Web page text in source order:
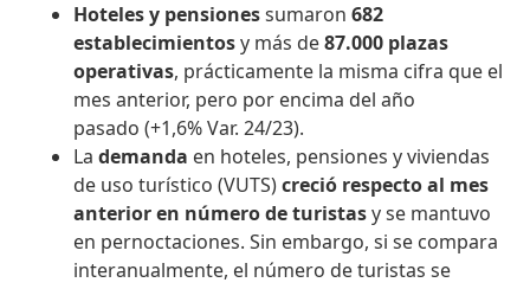
Hoteles y pensionessumaron682
establecimientosy más de87.000 plazas
operativas, prácticamente la misma cifra que el
mes anterior, pero por encima del año
pasado (+1,6% Var. 24/23).
Lademanda en hoteles, pensiones y viviendas
de uso turístico (VUTS)creció respecto al mes
anterior en número de turistasy se mantuvo
en pernoctaciones. Sin embargo, si se compara
interanualmente, el número de turistas se